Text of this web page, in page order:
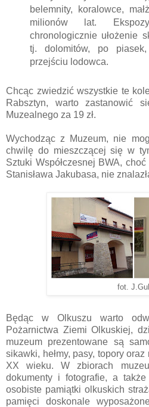
belemnity, koralowce,
milionów lat.
chronologicznie ułożenie
tj. dolomitów, po
przejściu lodowca.
Chcąc zwiedzić wszystkie te
Rabsztyn, warto zastanowić
Muzealnego za 19 zł.
Wychodząc z Muzeum, nie
chwilę do mieszczącej się w
Sztuki Współczesnej BWA,
Stanisława Jakubasa, nie
fot. J.Gul
Będąc w Olkuszu warto
Pożarnictwa Ziemi Olkuskiej,
muzeum prezentowane są
sikawki, hełmy, pasy, topory
XX wieku. W zbiorach
dokumenty i fotografie, a
osobiste pamiątki olkuskich
pamięci doskonale